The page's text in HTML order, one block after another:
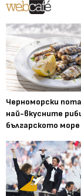
Черноморски
най-вкусните
българското море